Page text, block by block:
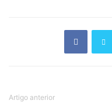
Artigo anterior